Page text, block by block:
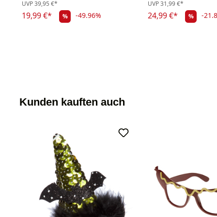
UVP39,95 €*
19,99 €* % -49.96%
UVP31,99 €*
24,99 €* % -
Kunden kauften auch